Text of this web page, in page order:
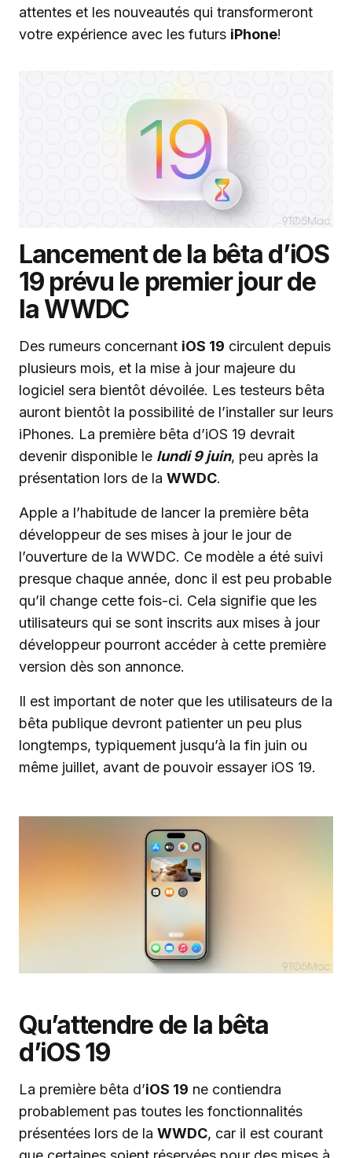
attentes et les nouveautés qui transformeront
votre expérience avec les futurs iPhone!
Lancement de la bêta d’iOS
19 prévu le premier jour de
la WWDC
Des rumeurs concernant iOS 19 circulent depuis
plusieurs mois, et la mise à jour majeure du
logiciel sera bientôt dévoilée. Les testeurs bêta
auront bientôt la possibilité de l’installer sur leurs
iPhones. La première bêta d’iOS 19 devrait
devenir disponible le lundi 9 juin, peu après la
présentation lors de la WWDC.
Apple a l’habitude de lancer la première bêta
développeur de ses mises à jour le jour de
l’ouverture de la WWDC. Ce modèle a été suivi
presque chaque année, donc il est peu probable
qu’il change cette fois-ci. Cela signifie que les
utilisateurs qui se sont inscrits aux mises à jour
développeur pourront accéder à cette première
version dès son annonce.
Il est important de noter que les utilisateurs de la
bêta publique devront patienter un peu plus
longtemps, typiquement jusqu’à la fin juin ou
même juillet, avant de pouvoir essayer iOS 19.
Qu’attendre de la bêta
d’iOS 19
La première bêta d’iOS 19 ne contiendra
probablement pas toutes les fonctionnalités
présentées lors de la WWDC, car il est courant